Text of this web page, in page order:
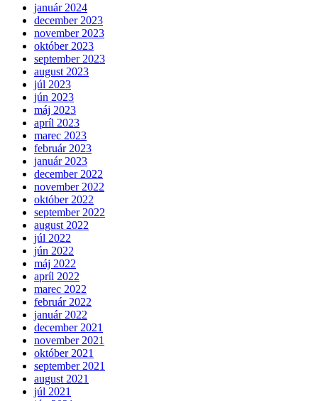
január 2024
december 2023
november 2023
október 2023
september 2023
august 2023
júl 2023
jún 2023
máj 2023
apríl 2023
marec 2023
február 2023
január 2023
december 2022
november 2022
október 2022
september 2022
august 2022
júl 2022
jún 2022
máj 2022
apríl 2022
marec 2022
február 2022
január 2022
december 2021
november 2021
október 2021
september 2021
august 2021
júl 2021